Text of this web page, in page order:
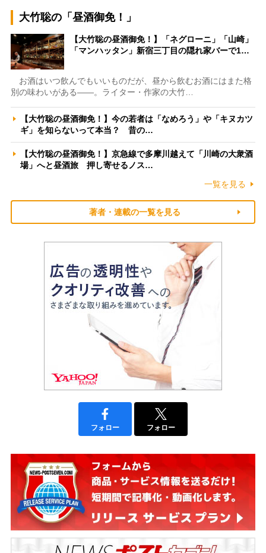
大竹聡の「昼酒御免！」
【大竹聡の昼酒御免！】「ネグローニ」「山崎」
「マンハッタン」新宿三丁目の隠れ家バーで1…
お酒はいつ飲んでもいいものだが、昼から飲むお酒にはまた格
別の味わいがある――。ライター・作家の大竹…
【大竹聡の昼酒御免！】今の若者は「なめろう」や「キヌカツ
ギ」を知らないって本当？ 昔の…
【大竹聡の昼酒御免！】京急線で多摩川越えて「川崎の大衆酒
場」へと昼酒旅 押し寄せるノス…
一覧を見る
著者・連載の一覧を見る
フォロー フォロー